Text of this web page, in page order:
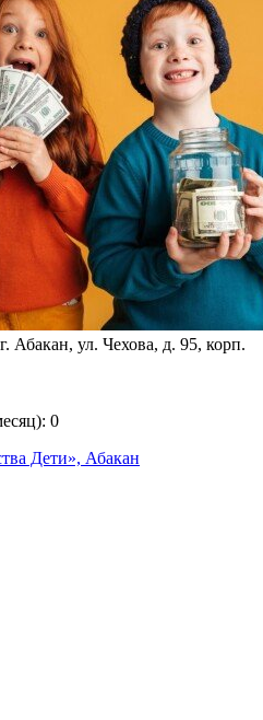
Абакан, ул. Чехова, д. 95, корп.
0
Дети», Абакан